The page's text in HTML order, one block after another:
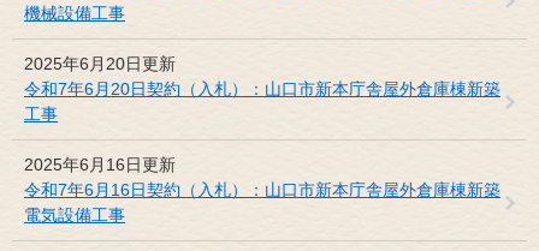
機械設備工事
2025年6月20日更新
令和7年6月20日契約（入札）：山口市新本庁舎屋外倉庫棟新築
工事
2025年6月16日更新
令和7年6月16日契約（入札）：山口市新本庁舎屋外倉庫棟新築
電気設備工事